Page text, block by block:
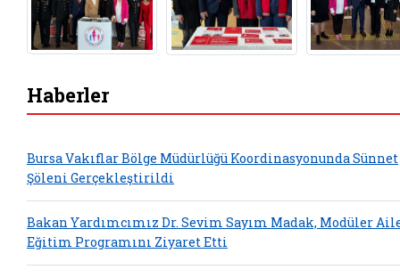
Haberler
Bursa Vakıflar Bölge Müdürlüğü Koordinasyonunda Sünnet
Şöleni Gerçekleştirildi
Bakan Yardımcımız Dr. Sevim Sayım Madak, Modüler
Eğitim Programını Ziyaret Etti